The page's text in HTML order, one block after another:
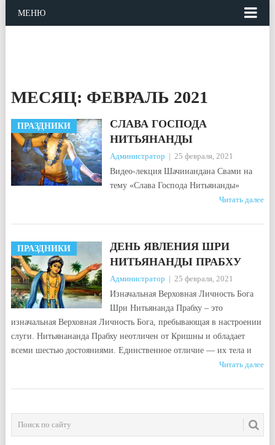
МЕНЮ
МЕСЯЦ: ФЕВРАЛЬ 2021
ПРАЗДНИКИ
СЛАВА ГОСПОДА
НИТЬЯНАНДЫ
Администратор | 25 февраля, 2021
Видео-лекция Шачинандана Свами на
тему «Слава Господа Нитьянанды»
Читать далее
ПРАЗДНИКИ
ДЕНЬ ЯВЛЕНИЯ ШРИ
НИТЬЯНАНДЫ ПРАБХУ
Администратор | 25 февраля, 2021
Изначальная Верховная Личность Бога
Шри Нитьянанда Прабху – это
изначальная Верховная Личность Бога, пребывающая в настроении
слуги. Нитьянананда Прабху неотличен от Кришны и обладает
всеми шестью достояниями. Единственное отличие — их тела и
Читать далее
НАВИГАЦИЯ
ПО